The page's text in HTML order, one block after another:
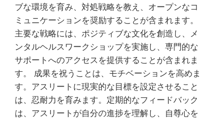
ブな環境を育み、対処戦略を教え、オープンなコ
ミュニケーションを奨励することが含まれます。
主要な戦略には、ポジティブな文化を創造し、メ
ンタルヘルスワークショップを実施し、専門的な
サポートへのアクセスを提供することが含まれま
す。 成果を祝うことは、モチベーションを高めま
す。アスリートに現実的な目標を設定させること
は、忍耐力を育みます。定期的なフィードバック
は、アスリートが自分の進捗を理解し、自尊心を